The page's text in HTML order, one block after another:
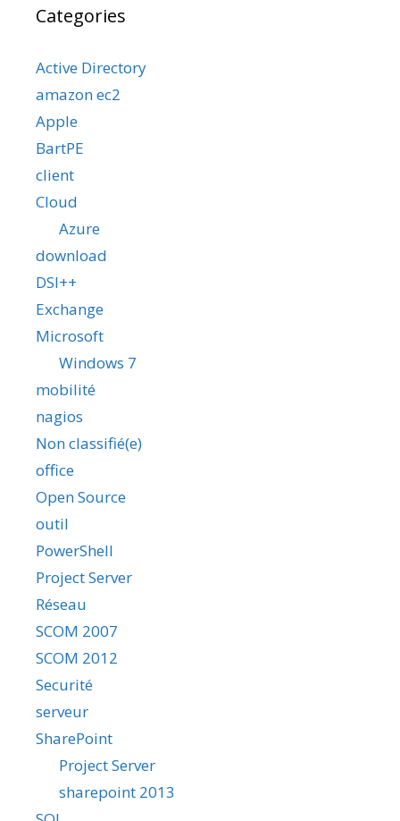
Categories
Active Directory
amazon ec2
Apple
BartPE
client
Cloud
Azure
download
DSI++
Exchange
Microsoft
Windows 7
mobilité
nagios
Non classifié(e)
office
Open Source
outil
PowerShell
Project Server
Réseau
SCOM 2007
SCOM 2012
Securité
serveur
SharePoint
Project Server
sharepoint 2013